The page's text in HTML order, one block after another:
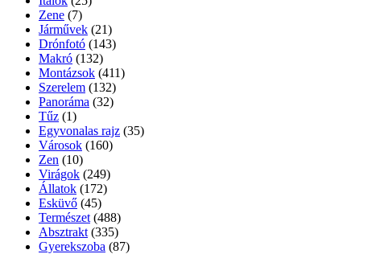
Zene (7)
Járművek (21)
Drónfotó (143)
Makró (132)
Montázsok (411)
Szerelem (132)
Panoráma (32)
Tűz (1)
Egyvonalas rajz (35)
Városok (160)
Zen (10)
Virágok (249)
Állatok (172)
Esküvő (45)
Természet (488)
Absztrakt (335)
Gyerekszoba (87)